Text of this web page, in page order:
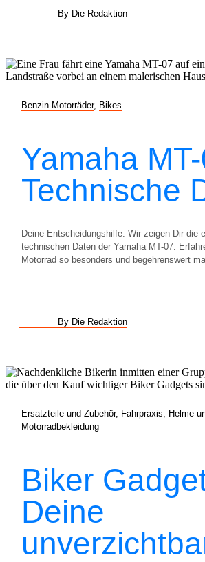
By Die Redaktion
Benzin-Motorräder, Bikes
Yamaha
Technische
Deine Entscheidungshilfe: Wir zeigen Dir die
technischen Daten der Yamaha MT-07.
Motorrad so besonders und begehrenswert
By Die Redaktion
Ersatzteile und Zubehör, Fahrpraxis Helme
Motorradbekleidung
Biker
Deine